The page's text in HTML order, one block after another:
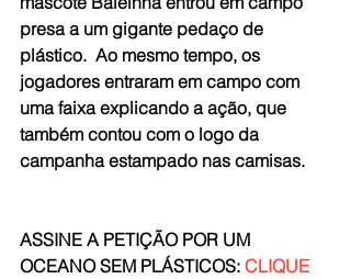
presa a um gigante pedaço de
plástico.  Ao mesmo tempo, os
jogadores entraram em campo com
uma faixa explicando a ação, que
também contou com o logo da
campanha estampado nas camisas.
ASSINE A PETIÇÃO POR UM
OCEANO SEM PLÁSTICOS: CLIQUE